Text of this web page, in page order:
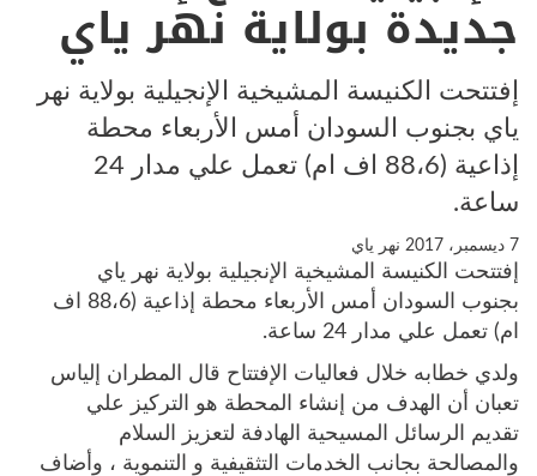
جديدة بولاية نهر ياي
إفتتحت الكنيسة المشيخية الإنجيلية بولاية نهر
ياي بجنوب السودان أمس الأربعاء محطة
إذاعية (88،6 اف ام) تعمل علي مدار 24
ساعة.
7 ديسمبر، 2017 نهر ياي
إفتتحت الكنيسة المشيخية الإنجيلية بولاية نهر ياي
بجنوب السودان أمس الأربعاء محطة إذاعية (88،6 اف
ام) تعمل علي مدار 24 ساعة.
ولدي خطابه خلال فعاليات الإفتتاح قال المطران إلياس
تعبان أن الهدف من إنشاء المحطة هو التركيز علي
تقديم الرسائل المسيحية الهادفة لتعزيز السلام
والمصالحة بجانب الخدمات التثقيفية و التنموية ، وأضاف